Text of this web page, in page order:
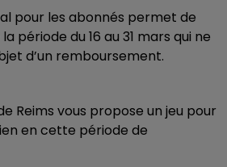
pour les abonnés permet de
période du 16 au 31 mars qui ne
d’un remboursement.
Reims vous propose un jeu pour
en cette période de